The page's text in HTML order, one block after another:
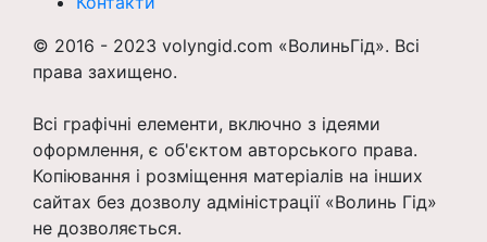
© 2016 - 2023 volyngid.com «ВолиньГід». Всі
права захищено.
Всі графічні елементи, включно з ідеями
оформлення, є об'єктом авторського права.
Копіювання і розміщення матеріалів на інших
сайтах без дозволу адміністрації «Волинь Гід»
не дозволяється.